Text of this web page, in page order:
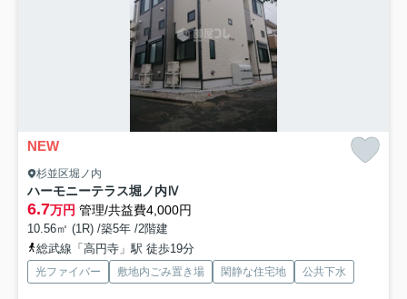
NEW
杉並区堀ノ内
ハーモニーテラス堀ノ内Ⅳ
6.7万円 管理/共益費4,000円
10.56㎡ (1R) /築5年 /2階建
総武線「高円寺」駅 徒歩19分
光ファイバー 敷地内ごみ置き場 閑静な住宅地 公共下水